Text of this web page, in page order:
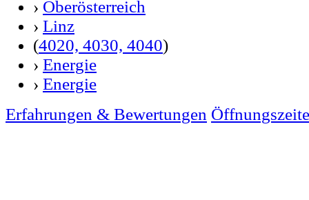
› Oberösterreich
› Linz
(4020, 4030, 4040)
› Energie
› Energie
Erfahrungen & Bewertungen